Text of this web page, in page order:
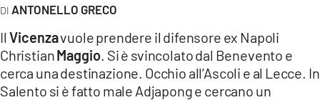
ILREGGINO.IT
COSENZACHANNEL.IT
ILVIBONESE.IT
ANTONELLO GRECO
Il Vicenzavuole prendere il difensore ex Napoli
ChristianMaggio . Si è svincolato dal Benevento e
cerca una destinazione. Occhio all’Ascoli e al Lecce. In
Salento si è fatto male Adjapong e cercano un